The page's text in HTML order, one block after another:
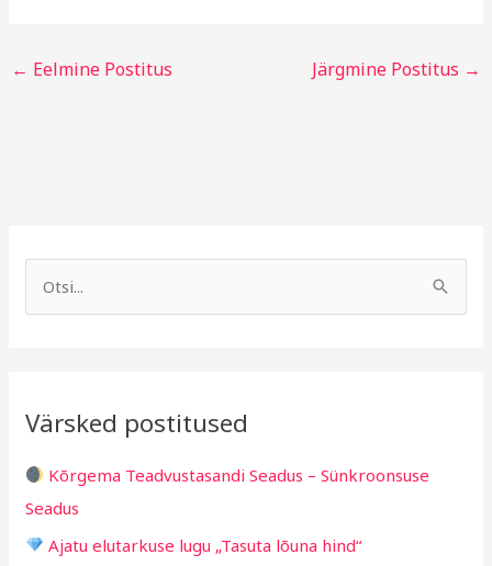
← Eelmine Postitus Järgmine Postitus →
c
f
o
r
Värsked postitused
Kõrgema Teadvustasandi Seadus – Sünkroonsuse
Seadus
Ajatu elutarkuse lugu „Tasuta lõuna hind“
g
i
d